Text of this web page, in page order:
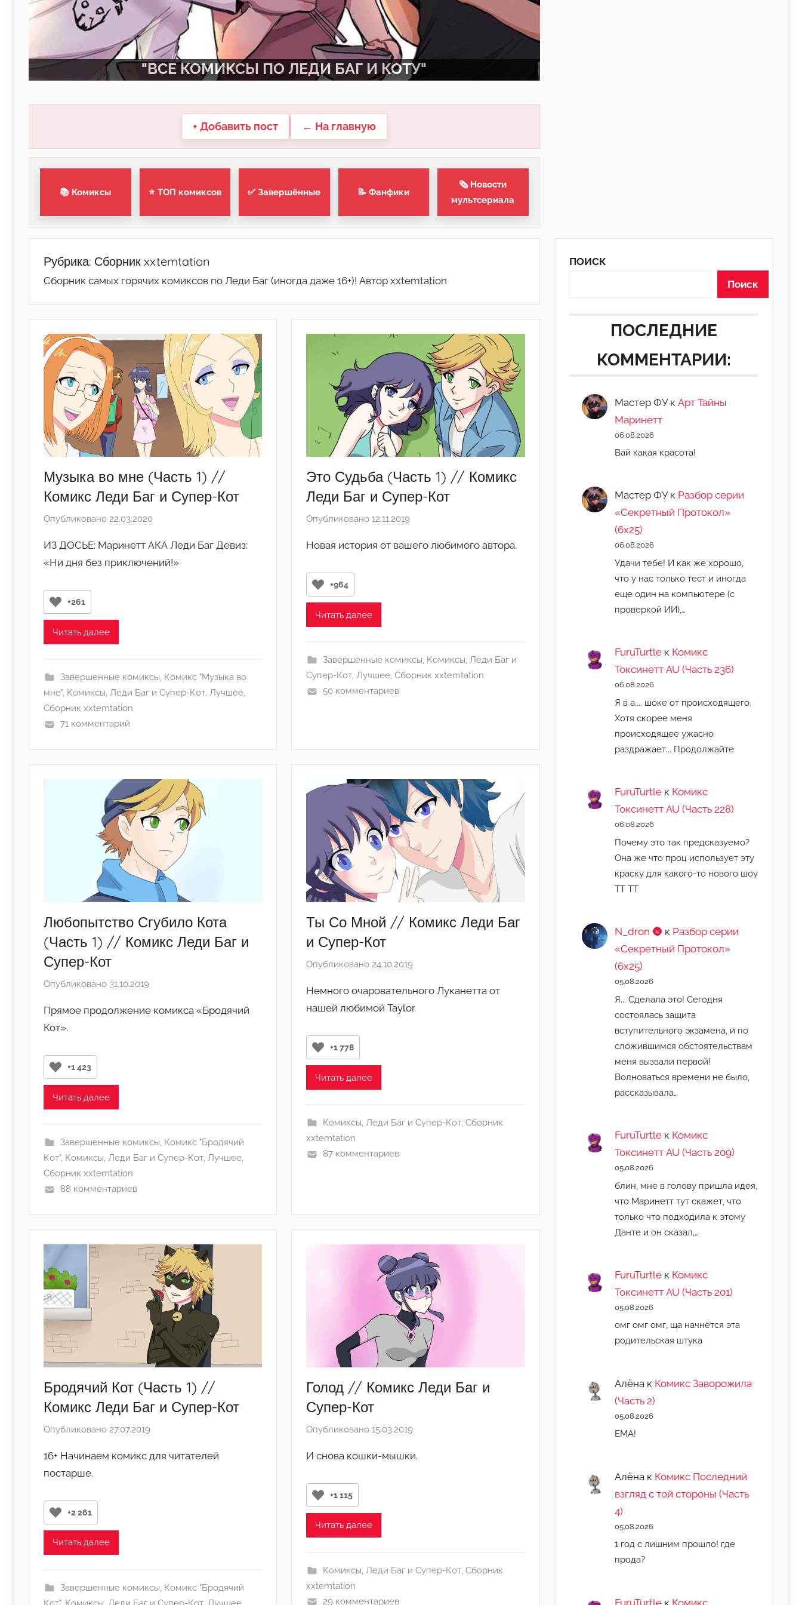
"ВСЕ КОМИКСЫ ПО ЛЕДИ БАГ И КОТУ"
+ Добавить пост ← На главную
📚 Комиксы ⭐ ТОП комиксов ✅ Завершённые 📝 Фанфики
🗞 Новости
мультсериала
Рубрика: Сборник xxtemtation
Сборник самых горячих комиксов по Леди Баг (иногда даже 16+)! Автор xxtemtation
Музыка во мне (Часть 1) //
Комикс Леди Баг и Супер-Кот
Опубликовано 22.03.2020
т
о
а
(
а
к
т
о
р
-
м
и
)
ИЗ ДОСЬЕ: Маринетт АКА Леди Баг Девиз:
«Ни дня без приключений!»
+261
Читать далее
Завершенные комиксы, Комикс "Музыка во
мне", Комиксы, Леди Баг и Супер-Кот, Лучшее,
Сборник xxtemtation
71 комментарий
Это Судьба (Часть 1) // Комикс
Леди Баг и Супер-Кот
Опубликовано12.11.2019
т
l
i
Новая история от вашего любимого автора.
+964
Читать далее
Завершенные комиксы, Комиксы, Леди Баг и
Супер-Кот,Лучшее,Сборник xxtemtation
50 комментариев
Любопытство Сгубило Кота
(Часть 1) // Комикс Леди Баг и
Супер-Кот
Опубликовано 31.10.2019
т
i
a
Прямое продолжение комикса «Бродячий
Кот».
+1 423
Читать далее
Завершенные комиксы, Комикс "Бродячий
Кот", Комиксы, Леди Баг и Супер-Кот, Лучшее,
Сборник xxtemtation
88 комментариев
Ты Со Мной // Комикс Леди Баг
и Супер-Кот
Опубликовано24.10.2019
т
о
Немного очаровательного Луканетта от
нашей любимой Taylor.
+1 778
Читать далее
Комиксы, Леди Баг и Супер-Кот, Сборник
xxtemtation
87 комментариев
Бродячий Кот (Часть 1) //
Комикс Леди Баг и Супер-Кот
Опубликовано 27.07.2019
т
i
a
16+ Начинаем комикс для читателей
постарше.
+2 261
Читать далее
Завершенные комиксы, Комикс "Бродячий
Голод // Комикс Леди Баг и
Супер-Кот
Опубликовано15.03.2019
т
l
И снова кошки-мышки.
+1 115
Читать далее
Комиксы, Леди Баг и Супер-Кот, Сборник
xxtemtation
29 комментариев
ПОИСК
Поиск
ПОСЛЕДНИЕ
КОММЕНТАРИИ:
Мастер ФУкАрт Тайны
Маринетт
06.08.2026
Вай какая красота!
Мастер ФУк Разбор серии
«Секретный Протокол»
(6х25)
06.08.2026
Удачи тебе! И как же хорошо,
что у нас только тест и иногда
еще один на компьютере (с
проверкой ИИ),…
FuruTurtle к Комикс
Токсинетт AU (Часть 236)
06.08.2026
Я в а.... шоке от происходящего.
Хотя скорее меня
происходящее ужасно
раздражает... Продолжайте
FuruTurtle к Комикс
Токсинетт AU (Часть 228)
06.08.2026
Почему это так предсказуемо?
Она же что проц использует эту
краску для какого-то нового шоу
ТТ ТТ
N_dron 🌚 к Разбор серии
«Секретный Протокол»
(6х25)
05.08.2026
Я... Сделала это! Сегодня
состоялась защита
вступительного экзамена, и по
сложившимся обстоятельствам
меня вызвали первой!
Волноваться времени не было,
рассказывала…
FuruTurtle к Комикс
Токсинетт AU (Часть 209)
05.08.2026
блин, мне в голову пришла идея,
что Маринетт тут скажет, что
только что подходила к этому
Данте и он сказал,…
FuruTurtle к Комикс
Токсинетт AU (Часть 201)
05.08.2026
омг омг омг, ща начнëтся эта
родительская штука
Алёна к Комикс Заворожила
(Часть 2)
05.08.2026
ЕМА!
Алёна к Комикс Последний
взгляд с той стороны (Часть
4)
05.08.2026
1 год с лишним прошло! где
прода?
FuruTurtle к Комикс